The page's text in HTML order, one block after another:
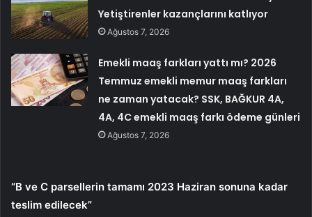
Yetiştirenler kazançlarını katlıyor
Ağustos 7, 2026
Emekli maaş farkları yattı mı? 2026
Temmuz emekli memur maaş farkları
ne zaman yatacak? SSK, BAĞKUR 4A,
4A, 4C emekli maaş farkı ödeme günleri
Ağustos 7, 2026
“B ve C parsellerin tamamı 2023 Haziran sonuna kadar
teslim edilecek”